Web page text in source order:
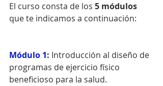
El curso consta de los 5 módulos
que te indicamos a continuación:
Módulo 1: Introducción al diseño de
programas de ejercicio físico
beneficioso para la salud.